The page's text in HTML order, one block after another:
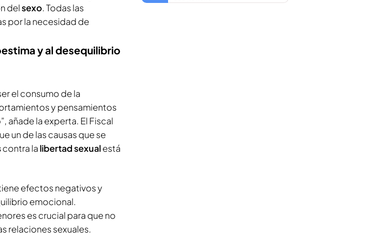
delsexo. Todas las
por la necesidad de
y al desequilibrio
el consumo de la
y pensamientos
añade la experta. El Fiscal
un de las causas que se
contra la libertad sexualestá
efectos negativos y
emocional.
es crucial para que no
relaciones sexuales.